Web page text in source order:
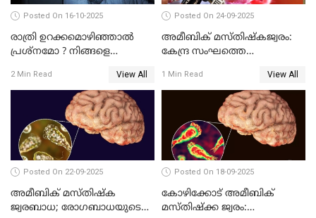
Posted On 16-10-2025
രാത്രി ഉറക്കമൊഴിഞ്ഞാൽ
പ്രശ്നമോ ? നിങ്ങളെ
2 Min Read View All
Posted On 24-09-2025
അമീബിക് മസ്തിഷ്കജ്വരം:
കേന്ദ്ര സംഘത്തെ
രാഘവൻ എം.പി
1 Min Read View All
Posted On 22-09-2025
അമീബിക് മസ്തിഷ്ക
ജ്വരബാധ; രോഗബാധയുടെ
Posted On 18-09-2025
കോഴിക്കോട് അമീബിക്
മസ്തിഷ്‌ക്ക ജ്വരം: